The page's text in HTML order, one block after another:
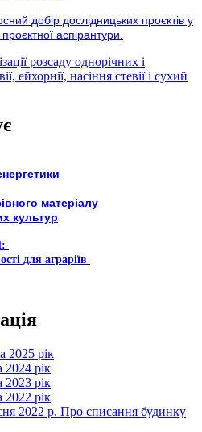
добір дослідницьких проєктів у
аспірантури.
розсаду однорічних і
ейхорнії, насіння стевії і сухий
матеріалу
культур
для аграріїв
2025 рік
2024 рік
2023 рік
2022 рік
2022 р. Про списання будинку